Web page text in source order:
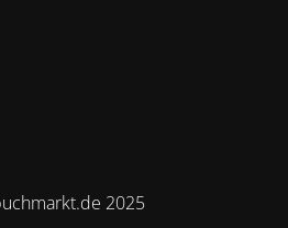
2025